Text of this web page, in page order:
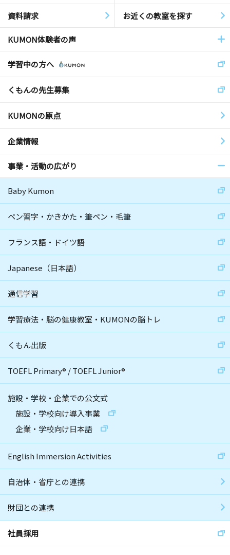
資料請求 お近くの教室を探す
KUMON体験者の声
学習中の方へ
くもんの先生募集
KUMONの原点
企業情報
事業・活動の広がり
Baby Kumon
ペン習字・かきかた・筆ペン・毛筆
フランス語・ドイツ語
Japanese（日本語）
通信学習
学習療法・脳の健康教室・KUMONの脳トレ
くもん出版
TOEFL Primary® /TOEFL Junior®
施設・学校・企業での公文式
施設・学校向け導入事業
企業・学校向け日本語
English Immersion Activities
自治体・省庁との連携
財団との連携
社員採用